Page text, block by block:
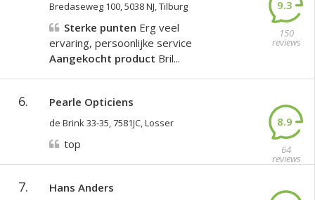
Bredaseweg 100, 5038 NJ, Tilburg 9.3
150
reviews
Sterke punten Erg veel
ervaring, persoonlijke service
Aangekocht product Bril...
6. Pearle Opticiens
de Brink 33-35, 7581JC, Losser 8.9
64
reviews
top
7. Hans Anders